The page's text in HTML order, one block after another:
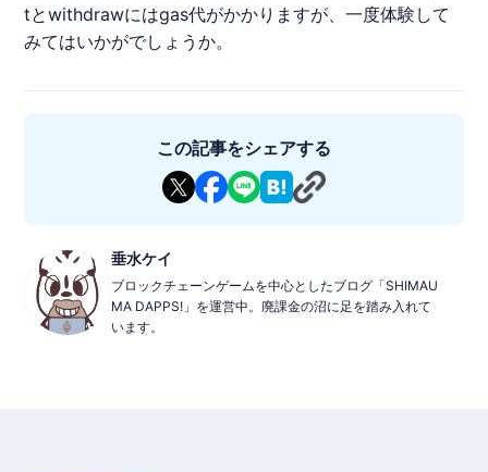
tとwithdrawにはgas代がかかりますが、一度体験して
みてはいかがでしょうか。
この記事をシェアする
垂水ケイ
ブロックチェーンゲームを中心としたブログ「SHIMAU
MA DAPPS!」を運営中。廃課金の沼に足を踏み入れて
います。